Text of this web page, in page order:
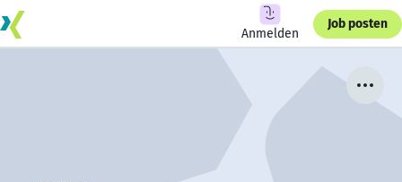
Anmelden
Job posten